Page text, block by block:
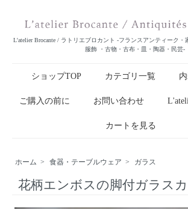
L'atelier Brocante / ラトリエブロカント -フランスアンティーク・
服飾 ・古物・古布・皿・陶器・民芸-
ショップTOP カテゴリ一覧
ご購入の前に お問い合わせ
カートを見る
ホーム > 食器・テーブルウェア > ガラス
花柄エンボスの脚付ガラス